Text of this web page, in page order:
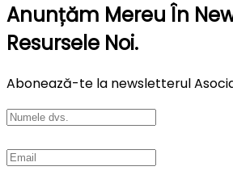
Anunțăm Mereu În
Resursele Noi.
Abonează-te la newsletterul